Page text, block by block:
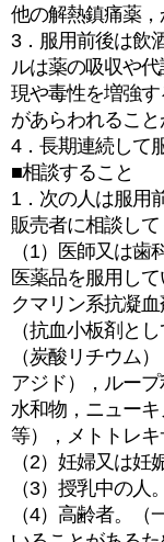
他の解熱鎮痛薬
3．服用前後は飲
ルは薬の吸収や
現や毒性を増強
があらわれること
4．長期連続して
■相談すること
1．次の人は服用
販売者に相談し
（1）医師又は
医薬品を服用して
クマリン系抗凝
（抗血小板剤と
（炭酸リチウム
アジド），ルー
水和物，ニュー
等），メトトレ
（2）妊婦又は妊
（3）授乳中の人。
（4）高齢者。